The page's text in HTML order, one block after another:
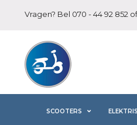
Vragen? Bel 070 - 44 92 852
SCOOTERS